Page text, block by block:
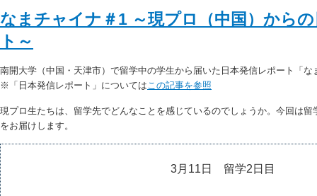
なまチャイナ＃1 ～現プロ（中国）から
ト～
南開大学（中国・天津市）で留学中の学生から届いた日本発信レポート「
※「日本発信レポート」についてはこの記事を参照
現プロ生たちは、留学先でどんなことを感じているのでしょうか。今回は
をお届けします。
3月11日 留学2日目